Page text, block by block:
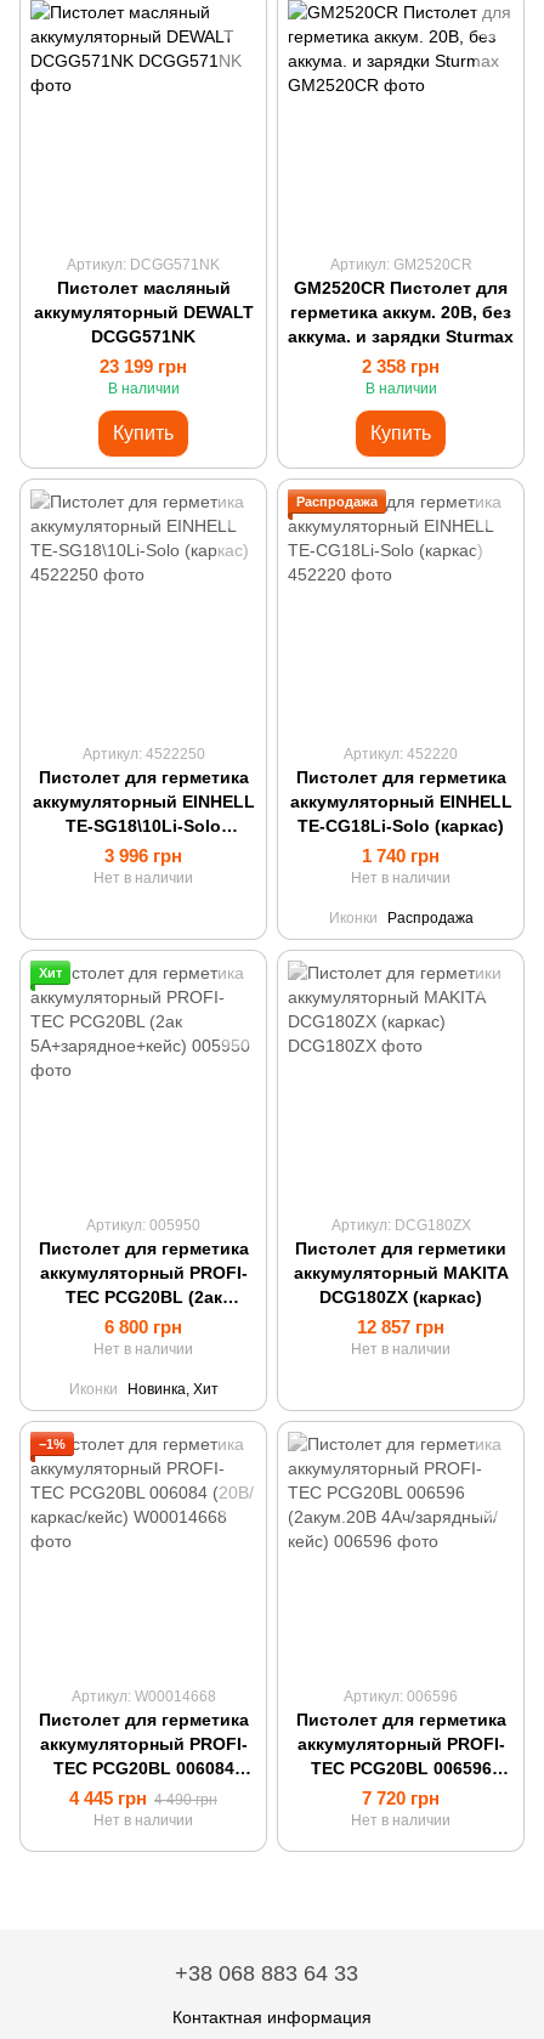
Артикул: DCGG571NK
Пистолет масляный
аккумуляторный DEWALT
DCGG571NK
23 199 грн
В наличии
Купить
Артикул: GM2520CR
GM2520CR Пистолет для
герметика аккум. 20В, без
аккума. и зарядки Sturmax
2 358 грн
В наличии
Купить
Артикул: 4522250
Пистолет для герметика
аккумуляторный EINHELL
TE-SG18\10Li-Solo
(каркас)
3 996 грн
Нет в наличии
Распродажа
Артикул: 452220
Пистолет для герметика
аккумуляторный EINHELL
TE-CG18Li-Solo (каркас)
1 740 грн
Нет в наличии
Иконки Распродажа
Хит
Артикул: 005950
Пистолет для герметика
аккумуляторный PROFI-
TEC PCG20BL (2ак
5А+зарядное+кейс)
6 800 грн
Нет в наличии
Иконки Новинка, Хит
Артикул: DCG180ZX
Пистолет для герметики
аккумуляторный MAKITA
DCG180ZX (каркас)
12 857 грн
Нет в наличии
−1%
Артикул: W00014668
Пистолет для герметика
аккумуляторный PROFI-
TEC PCG20BL 006084
(20В/каркас/кейс)
4 445 грн 4 490 грн
Нет в наличии
Артикул: 006596
Пистолет для герметика
аккумуляторный PROFI-
TEC PCG20BL 006596
(2акум.20В 4Ач/зарядный/
кейс)
7 720 грн
Нет в наличии
+38 068 883 64 33
Контактная информация